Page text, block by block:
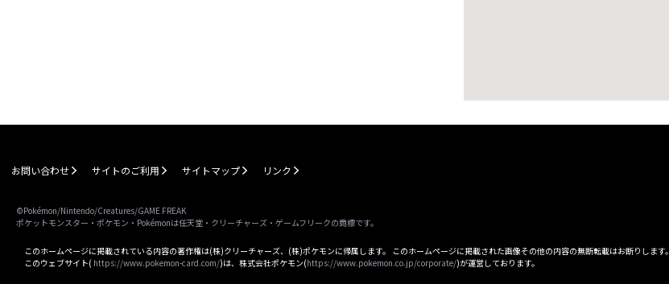
お問い合わせ サイトのご利用 サイトマップ リンク
©Pokémon/Nintendo/Creatures/GAME FREAK
ポケットモンスター・ポケモン・Pokémonは任天堂・クリーチャーズ・ゲームフリークの商標です。
このホームページに掲載されている内容の著作権は(株)クリーチャーズ、(株)ポケモンに帰属します。 このホームページに掲載された画像その他の内容の無断転載はお断りします。
このウェブサイト( https://www.pokemon-card.com/)は、株式会社ポケモン(https://www.pokemon.co.jp/corporate/)が運営しております。